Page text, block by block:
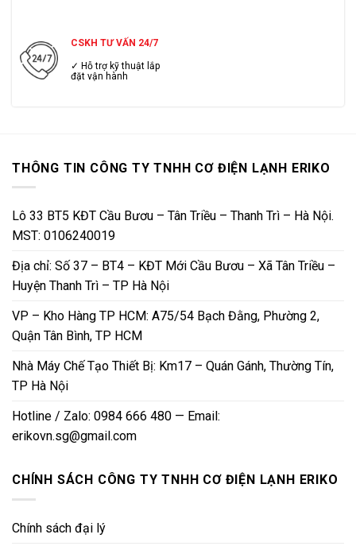
CSKH TƯ VẤN 24/7
✓ Hỗ trợ kỹ thuật lắp
đặt vận hành
THÔNG TIN CÔNG TY TNHH CƠ ĐIỆN LẠNH ERIKO
Lô 33 BT5 KĐT Cầu Bươu – Tân Triều – Thanh Trì – Hà Nội.
MST: 0106240019
Địa chỉ: Số 37 – BT4 – KĐT Mới Cầu Bươu – Xã Tân Triều –
Huyện Thanh Trì – TP Hà Nội
VP – Kho Hàng TP HCM: A75/54 Bạch Đằng, Phường 2,
Quận Tân Bình, TP HCM
Nhà Máy Chế Tạo Thiết Bị: Km17 – Quán Gánh, Thường Tín,
TP Hà Nội
Hotline / Zalo: 0984 666 480 — Email:
erikovn.sg@gmail.com
CHÍNH SÁCH CÔNG TY TNHH CƠ ĐIỆN LẠNH ERIKO
Chính sách đại lý